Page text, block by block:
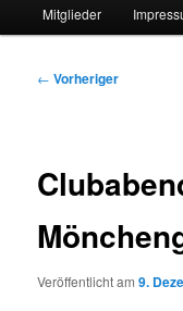
Mitglieder
Beitragsnavigation
← Vorheriger
Veröffentlicht am9.